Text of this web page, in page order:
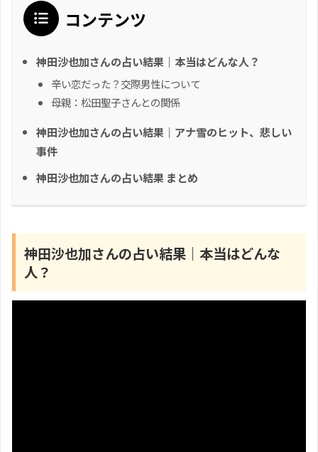
コンテンツ
神田沙也加さんの占い結果｜本当はどんな人？
辛い恋だった？交際男性について
母親：松田聖子さんとの関係
神田沙也加さんの占い結果｜アナ雪のヒット、悲しい
事件
神田沙也加さんの占い結果 まとめ
神田沙也加さんの占い結果｜本当はどんな
人？